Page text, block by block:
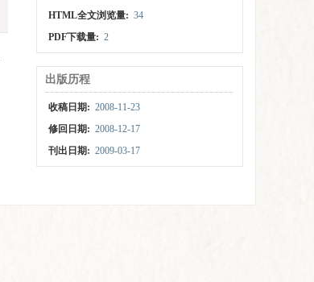
HTML全文浏览量: 34
PDF下载量: 2
出版历程
收稿日期: 2008-11-23
修回日期: 2008-12-17
刊出日期: 2009-03-17